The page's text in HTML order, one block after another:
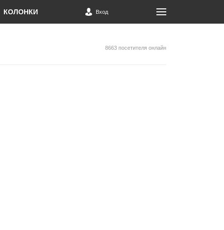
КОЛОНКИ Вход
8663 посетителя онлайн